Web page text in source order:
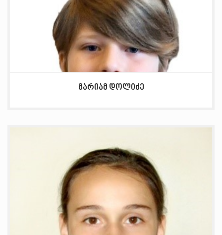
მარიამ დოლიძე